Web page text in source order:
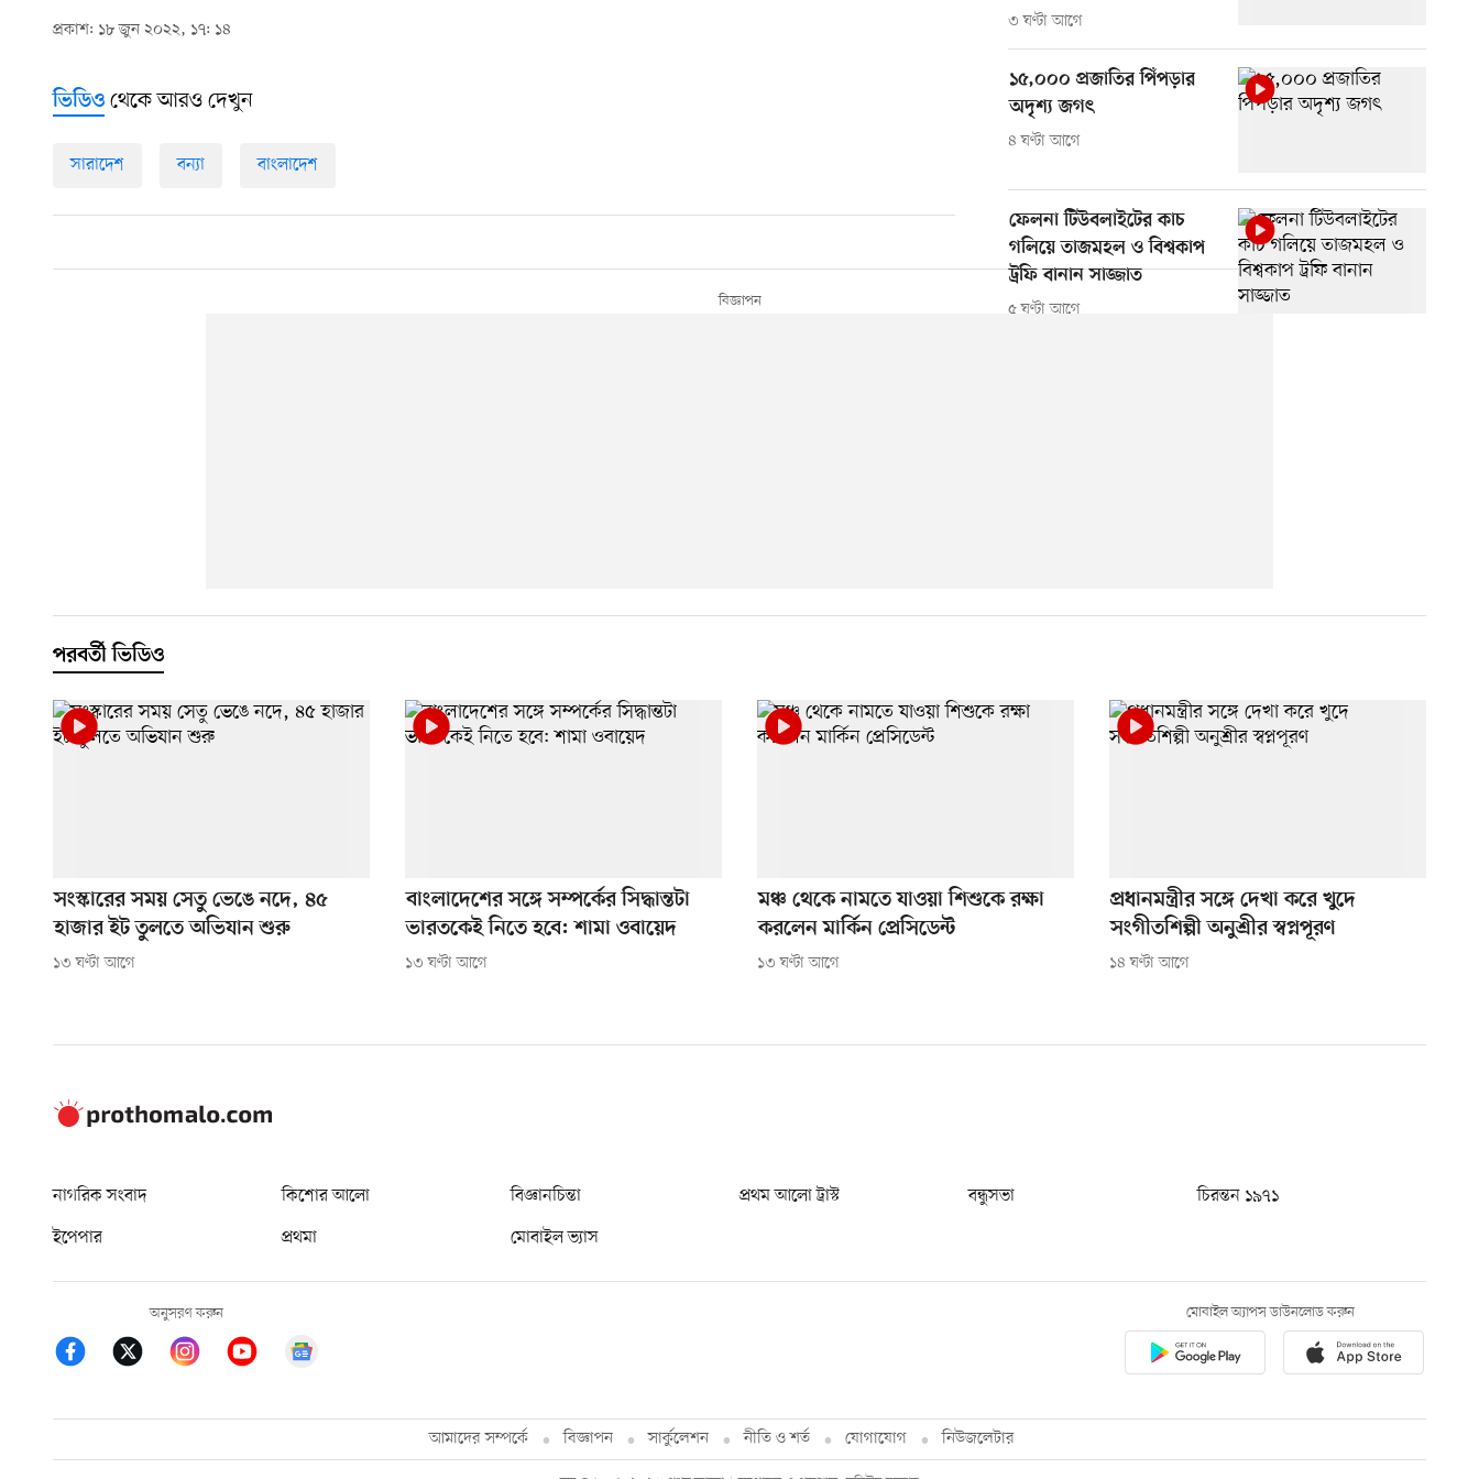
প্রকাশ: ১৮ জুন ২০২২, ১৭: ১৪ ৩ ঘণ্টা আগে
১৫,০০০ প্রজাতির পিঁপড়ার
অদৃশ্য জগৎ
৪ ঘণ্টা আগে
ফেলনা টিউবলাইটের কাচ
গলিয়ে তাজমহল ও বিশ্বকাপ
ট্রফি বানান সাজ্জাত
৫ ঘণ্টা আগে
ভিডিও থেকে আরও দেখুন
সারাদেশ বন্যা বাংলাদেশ
পরবর্তী ভিডিও
সংস্কারের সময় সেতু ভেঙে নদে, ৪৫
হাজার ইট তুলতে অভিযান শুরু
১৩ ঘণ্টা আগে
বাংলাদেশের সঙ্গে সম্পর্কের সিদ্ধান্তটা
ভারতকেই নিতে হবে: শামা ওবায়েদ
১৩ ঘণ্টা আগে
মঞ্চ থেকে নামতে যাওয়া শিশুকে রক্ষা
করলেন মার্কিন প্রেসিডেন্ট
১৩ ঘণ্টা আগে
প্রধানমন্ত্রীর সঙ্গে দেখা করে খুদে
সংগীতশিল্পী অনুশ্রীর স্বপ্নপূরণ
১৪ ঘণ্টা আগে
নাগরিক সংবাদ কিশোর আলো বিজ্ঞানচিন্তা প্রথম আলো ট্রাস্ট বন্ধুসভা
চিরন্তন ১৯৭১
ইপেপার
প্রথমা মোবাইল ভ্যাস
অনুসরণ করুন মোবাইল অ্যাপস ডাউনলোড করুন
আমাদের সম্পর্কে বিজ্ঞাপন সার্কুলেশন নীতি ও শর্ত যোগাযোগ নিউজলেটার